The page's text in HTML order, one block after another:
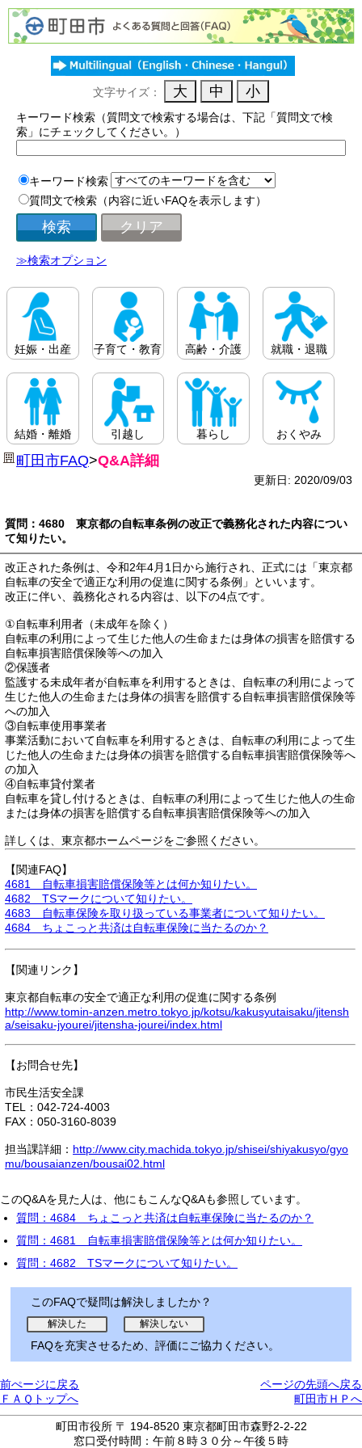
文字サイズ：
キーワード検索（質問文で検索する場合は、下記「質問文で検
索」にチェックしてください。）
キーワード検索
質問文で検索（内容に近いFAQを表示します）
≫検索オプション
妊娠・出産 子育て・教育 高齢・介護 就職・退職
結婚・離婚 引越し 暮らし おくやみ
町田市FAQ>Q&A詳細
更新日: 2020/09/03
質問：4680 東京都の自転車条例の改正で義務化された内容につい
て知りたい。
改正された条例は、令和2年4月1日から施行され、正式には「東京都
自転車の安全で適正な利用の促進に関する条例」といいます。
改正に伴い、義務化される内容は、以下の4点です。
①自転車利用者（未成年を除く）
自転車の利用によって生じた他人の生命または身体の損害を賠償する
自転車損害賠償保険等への加入
②保護者
監護する未成年者が自転車を利用するときは、自転車の利用によって
生じた他人の生命または身体の損害を賠償する自転車損害賠償保険等
への加入
③自転車使用事業者
事業活動において自転車を利用するときは、自転車の利用によって生
じた他人の生命または身体の損害を賠償する自転車損害賠償保険等へ
の加入
④自転車貸付業者
自転車を貸し付けるときは、自転車の利用によって生じた他人の生命
または身体の損害を賠償する自転車損害賠償保険等への加入
詳しくは、東京都ホームページをご参照ください。
【関連FAQ】
4681 自転車損害賠償保険等とは何か知りたい。
4682 TSマークについて知りたい。
4683 自転車保険を取り扱っている事業者について知りたい。
4684 ちょこっと共済は自転車保険に当たるのか？
【関連リンク】
東京都自転車の安全で適正な利用の促進に関する条例
http://www.tomin-anzen.metro.tokyo.jp/kotsu/kakusyutaisaku/jitensh
a/seisaku-jyourei/jitensha-jourei/index.html
【お問合せ先】
市民生活安全課
TEL：042-724-4003
FAX：050-3160-8039
担当課詳細： http://www.city.machida.tokyo.jp/shisei/shiyakusyo/gyo
mu/bousaianzen/bousai02.html
このQ&Aを見た人は、他にもこんなQ&Aも参照しています。
質問：4684 ちょこっと共済は自転車保険に当たるのか？
質問：4681 自転車損害賠償保険等とは何か知りたい。
質問：4682 TSマークについて知りたい。
このFAQで疑問は解決しましたか？
FAQを充実させるため、評価にご協力ください。
前ぺージに戻る
ページの先頭へ戻る
ＦＡＱトップへ
町田市ＨＰへ
町田市役所 〒 194-8520 東京都町田市森野2-2-22
窓口受付時間：午前８時３０分～午後５時